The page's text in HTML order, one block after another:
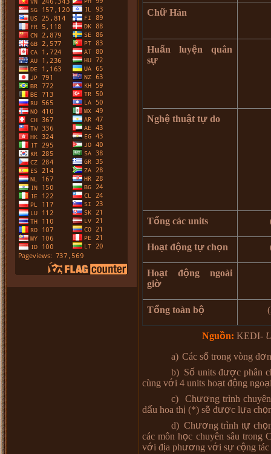
ChữHán
Huấn luyện quân
sự
Nghệthuật tựdo
Tổng các units
Hoạt động tựchọn
Hoạtđộng ngoài
giờ
Tổng toàn bộ
Nguồn: KEDI-
a) Các sốtrong vòng đơ
b) Sốunits được phân
cùng với 4 units hoạt động ngoạ
c)
Chương trình chuyê
dấu hoa thị (*) sẽ được lựa chọ
d) Chương trình tự chọ
các môn học chuyên sâu trong
với địa phương với sựcộng tác